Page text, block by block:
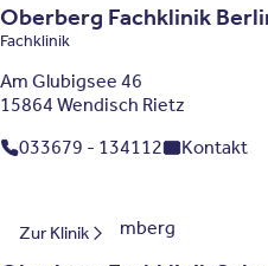
Oberberg Fachklinik
Fachklinik
Am Glubigsee 46
15864 Wendisch Rietz
033679 - 134112
Kontakt
Zur Klinik
Baden-Württemberg